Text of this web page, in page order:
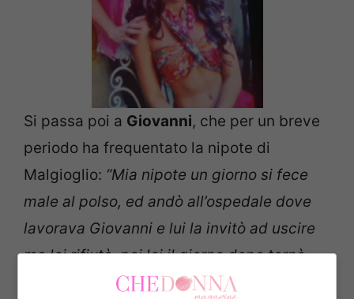
Si passa poi a Giovanni, che per un breve
periodo ha frequentato la nipote di
Malgioglio: “Mia nipote un giorno si fece
male al polso, ed andò all’ospedale dove
lavorava Giovanni e lui la invitò ad uscire
ma lei rifiutò, poi lei il giorno dopo tornò
per farsi medicare di nuovo ed andarono a